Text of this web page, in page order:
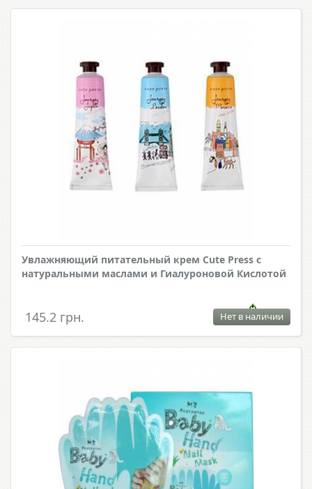
Увлажняющий питательный крем Cute Press с
натуральными маслами и Гиалуроновой Кислотой
145.2 грн. Нет в наличии